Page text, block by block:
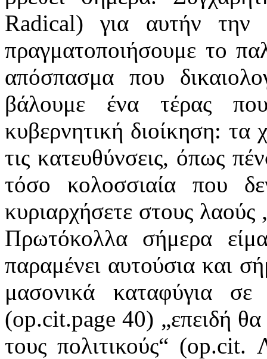
Radical) για αυτήν
πραγματοποιήσουμε το
απόσπασμα που
βάλουμε ένα τέρας
κυβερνητική διοίκηση: τα
τις κατευθύνσεις, όπως
τόσο κολοσσιαία που
κυριαρχήσετε στους
Πρωτόκολλα σήμερα
παραμένει αυτούσια και
μασονικά καταφύγια
(op.cit.page 40) „επειδή θα
τους πολιτικούς“ (op.cit.